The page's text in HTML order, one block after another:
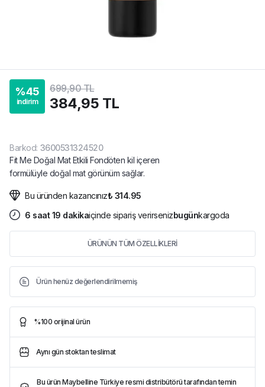
%45
indirim
699,90 TL
384,95 TL
Barkod: 3600531324520
Fit Me Doğal Mat Etkili Fondöten kil içeren
formülüyle doğal mat görünüm sağlar.
Bu üründen kazancınız₺ 314.95
6 saat 19 dakikaiçinde sipariş verirsenizbugünkargoda
ÜRÜNÜN TÜM ÖZELLİKLERİ
Ürün henüz değerlendirilmemiş
%100 orijinal ürün
Aynı gün stoktan teslimat
Bu ürün Maybelline Türkiye resmi distribütörü tarafından temin